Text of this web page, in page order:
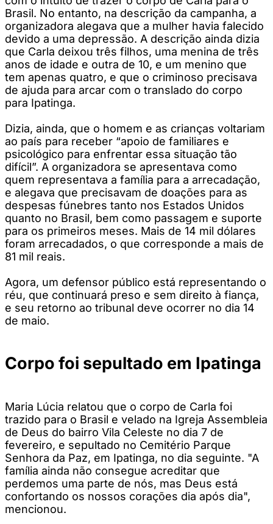
Brasil. No entanto, na descrição da campanha, a
organizadora alegava que a mulher havia falecido
devido a uma depressão. A descrição ainda dizia
que Carla deixou três filhos, uma menina de três
anos de idade e outra de 10, e um menino que
tem apenas quatro, e que o criminoso precisava
de ajuda para arcar com o translado do corpo
para Ipatinga.
Dizia, ainda, que o homem e as crianças voltariam
ao país para receber “apoio de familiares e
psicológico para enfrentar essa situação tão
difícil”. A organizadora se apresentava como
quem representava a família para a arrecadação,
e alegava que precisavam de doações para as
despesas fúnebres tanto nos Estados Unidos
quanto no Brasil, bem como passagem e suporte
para os primeiros meses. Mais de 14 mil dólares
foram arrecadados, o que corresponde a mais de
81 mil reais.
Agora, um defensor público está representando o
réu, que continuará preso e sem direito à fiança,
e seu retorno ao tribunal deve ocorrer no dia 14
de maio.
Corpo foi sepultado em Ipatinga
Maria Lúcia relatou que o corpo de Carla foi
trazido para o Brasil e velado na Igreja Assembleia
de Deus do bairro Vila Celeste no dia 7 de
fevereiro, e sepultado no Cemitério Parque
Senhora da Paz, em Ipatinga, no dia seguinte. "A
família ainda não consegue acreditar que
perdemos uma parte de nós, mas Deus está
confortando os nossos corações dia após dia",
mencionou.